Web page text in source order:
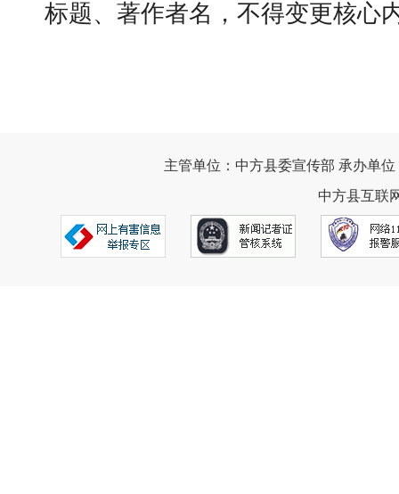
标题、著作者名，不得变更核心
主管单位：中方县委宣传部 承办单
中方县互联